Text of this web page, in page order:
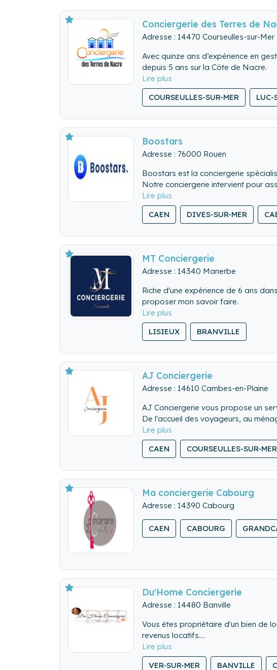
Conciergerie des Terres de
Adresse : 14470 Courseulles-sur-Mer
Avec quinze ans d’expérience en
depuis 5 ans sur la Côte de Nacre.
La conciergerie accueille les
COURSEULLES-SUR-MER
LUC-
Boostars
Adresse : 76000 Rouen
Boostars est la conciergerie
Notre conciergerie intervient pour
les rotations de voyageurs.
Nous sommes présents et
Nous sommes également
développement.
Nos prestations de qualité et à
la confiance que vous en attendez.
CAEN DIVES-SUR-MER
MT Conciergerie
Adresse : 14340 Manerbe
Riche d'une expérience de 6 ans
proposer mon savoir faire.
LISIEUX BRANVILLE
AJ Conciergerie
Adresse : 14610 Cambes-en-Plaine
AJ Conciergerie vous propose un
De l'accueil des voyageurs, au
CAEN COURSEULLES-SUR-MER
Ma conciergerie Cabourg
Adresse : 14390 Cabourg
CAEN CABOURG
Du'Home Conciergerie
Adresse : 14480 Banville
Vous êtes propriétaire d'un bien de
revenus locatifs.
Du'Home Conciergerie est la pour
L'EXCELLENCE AU SERVICE DE
CONFORT
VER-SUR-MER BANVILLE